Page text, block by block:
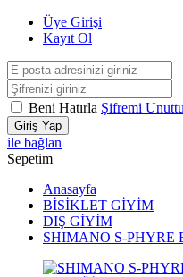
Üye Girişi
Kayıt Ol
Beni Hatırla Şifremi
Giriş Yap
ile bağlan
Sepetim
Anasayfa
BİSİKLET GİYİM
DIŞ GİYİM
SHIMANO S-